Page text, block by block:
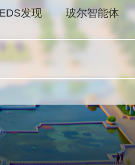
EDS发现 玻尔智能体